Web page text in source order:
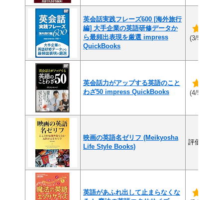
英会話実践フレーズ600 [海外旅行
編] 大手企業の英語研修データか
ら最頻出表現を厳選 impress
QuickBooks
(3/5)
英会話力がアップする英語のこと
わざ50 impress QuickBooks
(4/5)
映画の英語名ゼリフ (Meikyosha
Life Style Books)
評価なし
英語があふれ出して止まらなくな